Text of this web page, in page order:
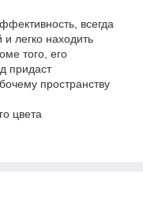
всегда
легко находить
того, его
придаст
пространству
цвета